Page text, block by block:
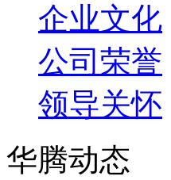
企业文化
公司荣誉
领导关怀
华腾动态